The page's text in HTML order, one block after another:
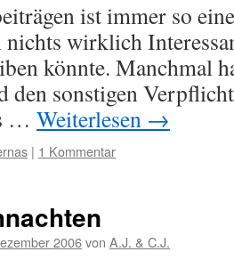
ist immer so
nichts wirklich
könnte. Manchmal
den sonstigen
… Weiterlesen →
| 1 Kommentar
2006von A.J. & C.J.